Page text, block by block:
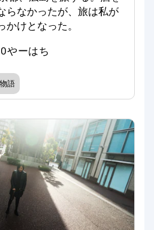
らなかったが、旅は私が
けとなった。
やーはち
語